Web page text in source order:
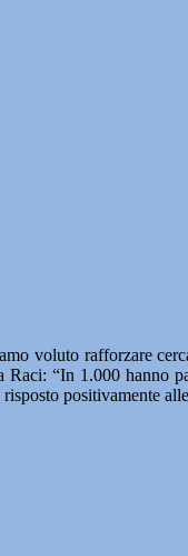
voluto rafforzare
“In 1.000 hanno
positivamente